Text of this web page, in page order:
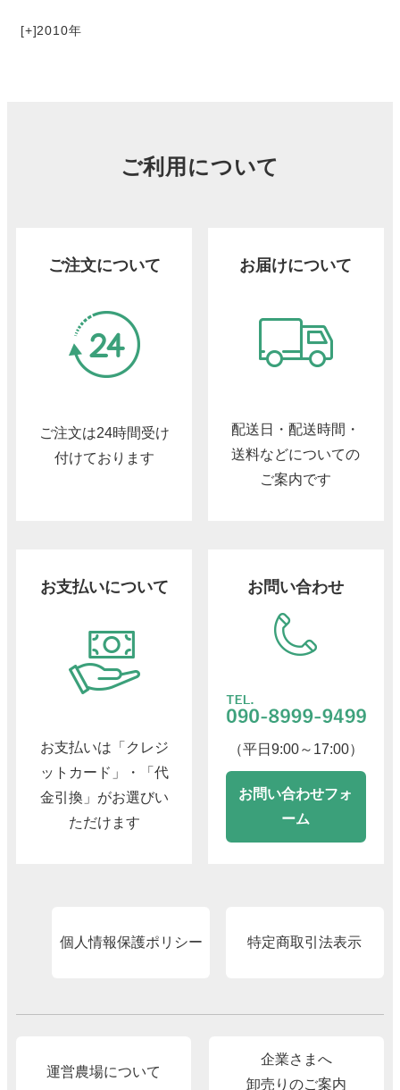
[+]2010
ご利用について
ご注文について
ご注文は24時間受け
付けております
お届けについて
配送日・配送時間・
送料などについての
ご案内です
お支払いについて
お支払いは「クレジ
ットカード」・「代
金引換」がお選びい
ただけます
お問い合わせ
（平日9:00～17:00）
お問い合わせフォ
ーム
個人情報保護ポリシー 特定商取引法表示
運営農場について
企業さまへ
卸売りのご案内